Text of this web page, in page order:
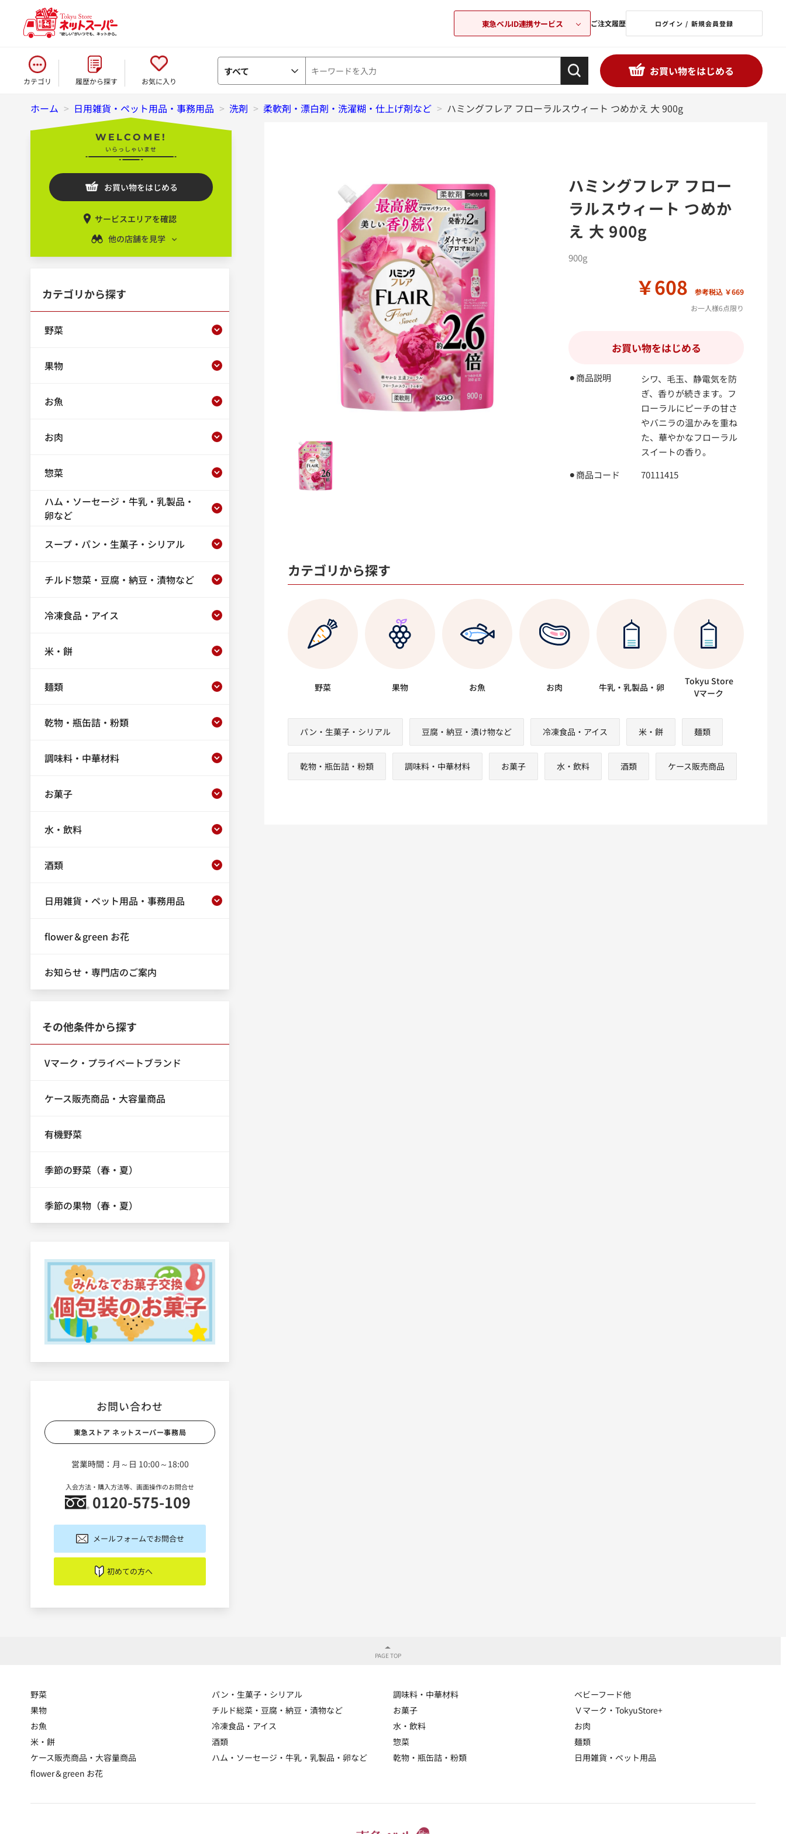
東急ベルID連携サービス
東急オンラインショップ
ご注文履歴 ログイン / 新規会員登録
カテゴリ 履歴から探す お気に入り
すべて お買い物をはじめる
ホーム > 日用雑貨・ペット用品・事務用品 > 洗剤 > 柔軟剤・漂白剤・洗濯糊・仕上げ剤など > ハミングフレア フローラルスウィート つめかえ 大 900g
WELCOME!
いらっしゃいませ
お買い物をはじめる
サービスエリアを確認
他の店舗を見学
カテゴリから探す
野菜
果物
お魚
お肉
惣菜
ハム・ソーセージ・牛乳・乳製品・
卵など
スープ・パン・生菓子・シリアル
チルド惣菜・豆腐・納豆・漬物など
冷凍食品・アイス
米・餅
麺類
乾物・瓶缶詰・粉類
調味料・中華材料
お菓子
水・飲料
酒類
日用雑貨・ペット用品・事務用品
flower＆green お花
お知らせ・専門店のご案内
その他条件から探す
Vマーク・プライベートブランド
ケース販売商品・大容量商品
有機野菜
季節の野菜（春・夏）
季節の果物（春・夏）
お問い合わせ
東急ストア ネットスーパー事務局
営業時間：月～日 10:00～18:00
入会方法・購入方法等、画面操作のお問合せ
0120-575-109
メールフォームでお問合せ
初めての方へ
⚫︎商品説明
シワ、毛玉、静電気を防
ぎ、香りが続きます。フ
ローラルにピーチの甘さ
やバニラの温かみを重ね
た、華やかなフローラル
スイートの香り。
ハミングフレア フロー
ラルスウィート つめか
え 大 900g
￥608
参考税込 ￥669
お一人様6点限り
⚫︎商品コード 70111415
900g
お買い物をはじめる
カテゴリから探す
野菜 果物 お魚 お肉 牛乳・乳製品・卵
Tokyu Store
Vマーク
パン・生菓子・シリアル 豆腐・納豆・漬け物など 冷凍食品・アイス 米・餅 麺類
乾物・瓶缶詰・粉類 調味料・中華材料 お菓子 水・飲料 酒類 ケース販売商品
野菜 パン・生菓子・シリアル 調味料・中華材料
ベビーフード他
果物
チルド総菜・豆腐・納豆・漬物など お菓子
Ｖマーク・TokyuStore+
お魚
冷凍食品・アイス 水・飲料
お肉
米・餅
酒類 惣菜
麺類
ケース販売商品・大容量商品
ハム・ソーセージ・牛乳・乳製品・卵など 乾物・瓶缶詰・粉類
日用雑貨・ペット用品
flower＆green お花